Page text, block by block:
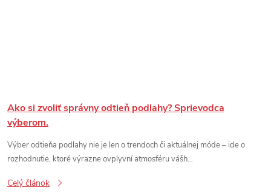
Ako si zvoliť správny odtieň podlahy? Sprievodca
výberom.
Výber odtieňa podlahy nie je len o trendoch či aktuálnej móde – ide o
rozhodnutie, ktoré výrazne ovplyvní atmosféru vášh...
Celý článok